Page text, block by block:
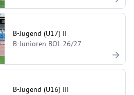
B-Jugend (U17) II
B-Junioren BOL 26/27
B-Jugend (U16) III